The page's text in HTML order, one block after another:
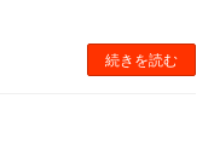
続きを読む